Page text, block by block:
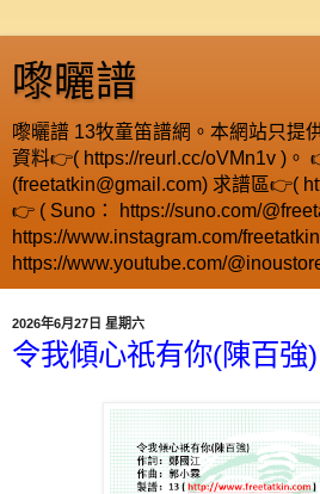
嚟曬譜
嚟曬譜 13牧童笛譜網。本網站只提
資料👉( https://reurl.cc/oVMn1v )。
(freetatkin@gmail.com) 求譜區👉(
👉 ( Suno： https://suno.com/
https://www.instagram.com/
https://www.youtube.com/
2026年6月27日 星期六
令我傾心祇有你(陳百強)